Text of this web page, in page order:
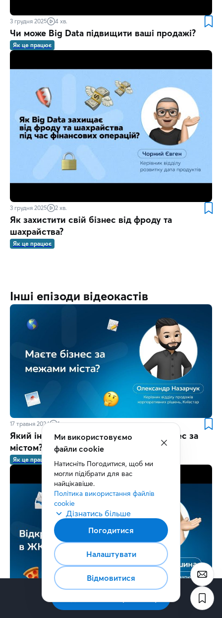
3 грудня 2025 4 хв.
Чи може Big Data підвищити ваші продажі?
Як це працює
3 грудня 2025 2 хв.
Як захистити свій бізнес від фроду та
шахрайства?
Як це працює
Інші епізоди відеокастів
17 травня 2024 1 хв.
Який інтернет обрати, якщо маєте бізнес за
містом?
Як це працює
Ми використовуємо
файли cookie
Натисніть Погодитися, щоб ми
могли підібрати для вас
найцікавіше.
Політика використання файлів
cookie
Дізнатись більше
Погодитися
Налаштувати
Відмовитися